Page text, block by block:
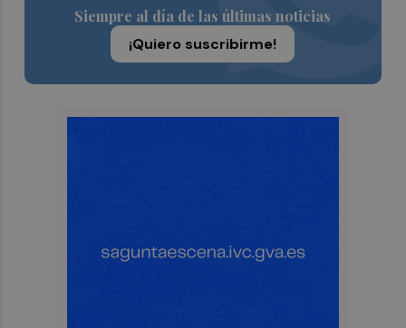
Siempre al día de las últimas noticias
¡Quiero suscribirme!